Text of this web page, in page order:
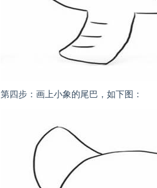
第四步：画上小象的尾巴，如下图：